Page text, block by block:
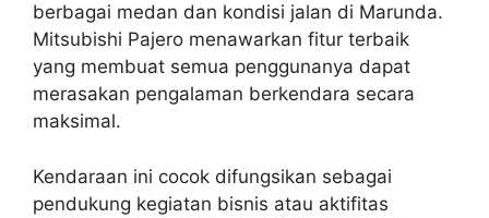
berbagai medan dan kondisi jalan di Marunda.
Mitsubishi Pajero menawarkan fitur terbaik
yang membuat semua penggunanya dapat
merasakan pengalaman berkendara secara
maksimal.
Kendaraan ini cocok difungsikan sebagai
pendukung kegiatan bisnis atau aktifitas